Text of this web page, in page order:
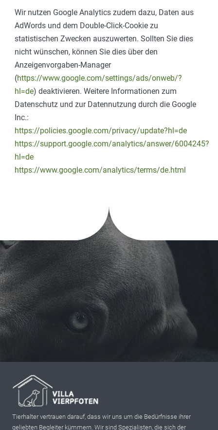
Wir nutzen Google Analytics zudem dazu, Daten aus
AdWords und dem Double-Click-Cookie zu
statistischen Zwecken auszuwerten. Sollten Sie dies
nicht wünschen, können Sie dies über den
Anzeigenvorgaben-Manager
(https://www.google.com/settings/ads/onweb/?
hl=de) deaktivieren. Weitere Informationen zum
Datenschutz und zur Datennutzung durch die Google
Inc.:
https://policies.google.com/privacy/update?hl=de
https://support.google.com/analytics/answer/6004245?
hl=de
https://www.google.com/analytics/terms/de.html
Tierhalter vertrauen darauf, dass wir uns um die Bedürfnisse ihrer
geliebten Begleiter kümmern. Wir sind Spezialisten, die sich der